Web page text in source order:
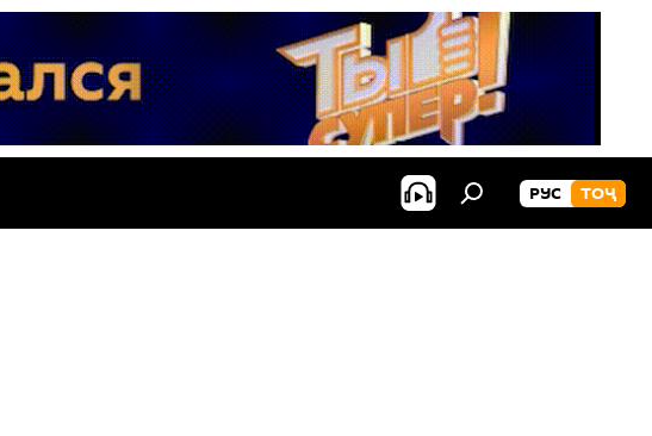
РУС ТОҶ